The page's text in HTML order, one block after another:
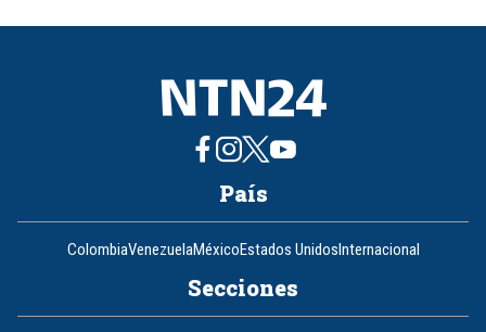
8
País
ColombiaVenezuelaMéxicoEstados UnidosInternacional
Secciones